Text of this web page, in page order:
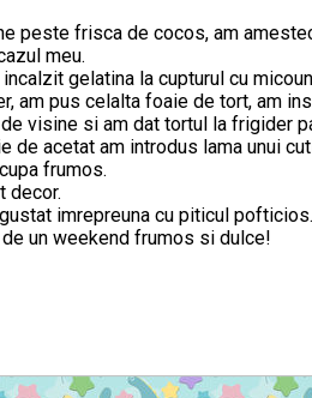
peste frisca de cocos, am
meu.
gelatina la cupturul cu
am pus celalta foaie de tort, am
visine si am dat tortul la frigider
de acetat am introdus lama unui
frumos.
decor.
imrepreuna cu piticul pofticios.
un weekend frumos si dulce!